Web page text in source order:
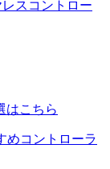
スコントロー
はこちら
めコントローラ